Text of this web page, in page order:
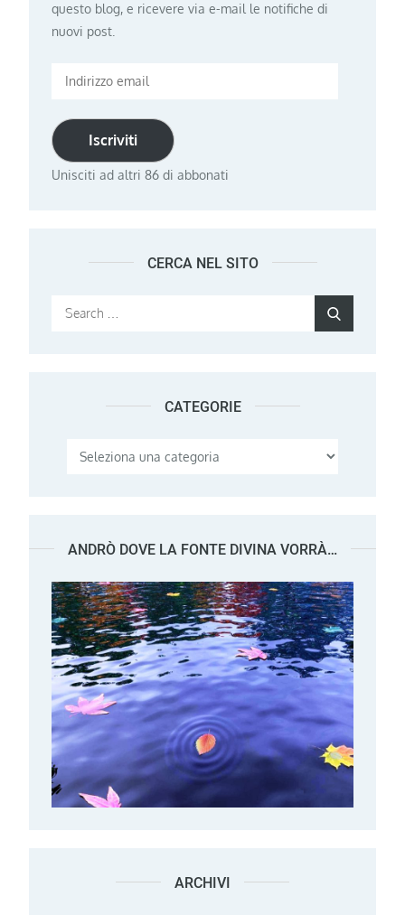
questo blog, e ricevere via e-mail le notifiche di
nuovi post.
Indirizzo
Iscriviti
Unisciti ad altri 86 di abbonati
CERCA NEL SITO
Search
CATEGORIE
Categorie
ANDRÒ DOVE LA FONTE DIVINA VORRÀ…
ARCHIVI Archivi